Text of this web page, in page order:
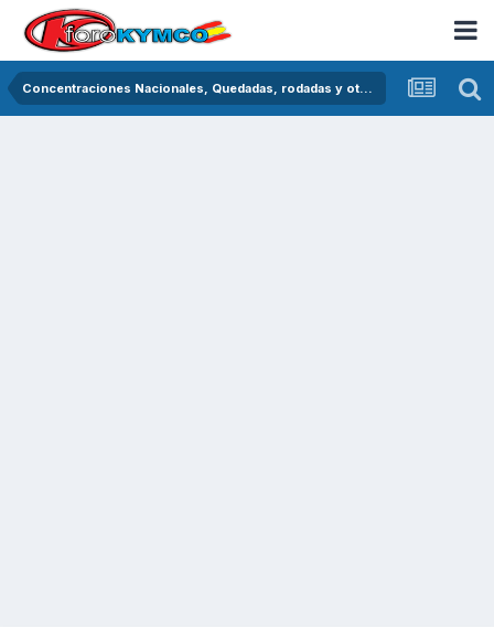
Concentraciones Nacionales, Quedadas, rodadas y otras crónicas del asfalto